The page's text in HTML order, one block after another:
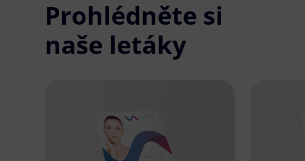
Prohlédněte si
naše letáky